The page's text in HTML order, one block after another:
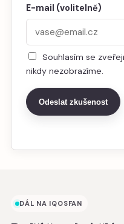
E-mail (volitelně)
Souhlasím se
nikdy nezobrazíme.
Odeslat zkušenost
DÁL NA IQOSFAN